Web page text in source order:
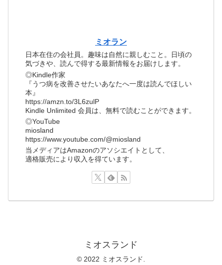
ミオラン
日本在住の会社員。趣味は自然に親しむこと。日頃の
気づきや、読んで得する最新情報をお届けします。
◎Kindle作家
『うつ病を改善させたいあなたへ一度は読んでほしい
本』
https://amzn.to/3L6zulP
Kindle Unlimited 会員は、無料で読むことができます。
◎YouTube
miosland
https://www.youtube.com/@miosland
当メディアはAmazonのアソシエイトとして、
適格販売により収入を得ています。
ミオスランド
© 2022 ミオスランド.